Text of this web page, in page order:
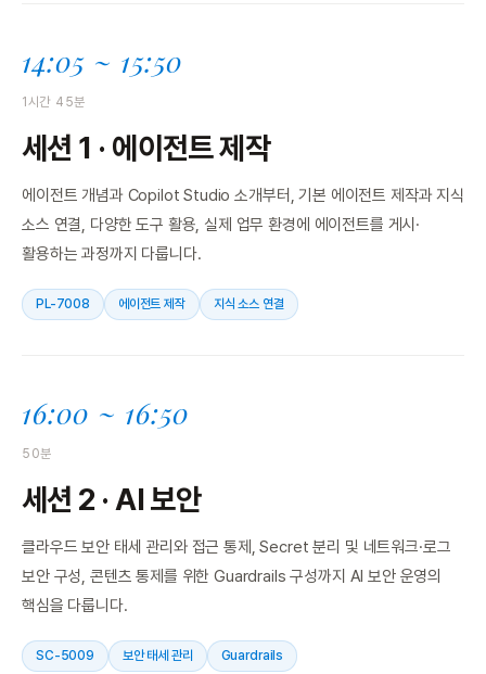
14:05 ~ 15:50
1시간 45분
세션 1 · 에이전트 제작
에이전트 개념과 Copilot Studio 소개부터, 기본 에이전트 제작과 지식
소스 연결, 다양한 도구 활용, 실제 업무 환경에 에이전트를 게시·
활용하는 과정까지 다룹니다.
PL-7008 에이전트 제작 지식 소스 연결
16:00 ~ 16:50
50분
세션 2 · AI 보안
클라우드 보안 태세 관리와 접근 통제, Secret 분리 및 네트워크·로그
보안 구성, 콘텐츠 통제를 위한 Guardrails 구성까지 AI 보안 운영의
핵심을 다룹니다.
SC-5009 보안 태세 관리 Guardrails